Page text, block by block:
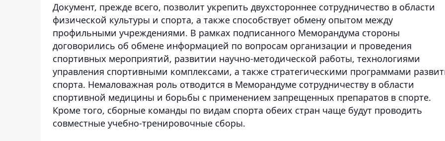
Документ, прежде всего, позволит укрепить двухстороннее сотрудничество в области
физической культуры и спорта, а также способствует обмену опытом между
профильными учреждениями. В рамках подписанного Меморандума стороны
договорились об обмене информацией по вопросам организации и проведения
спортивных мероприятий, развитии научно-методической работы, технологиями
управления спортивными комплексами, а также стратегическими программами
спорта. Немаловажная роль отводится в Меморандуме сотрудничеству в области
спортивной медицины и борьбы с применением запрещенных препаратов в спорте.
Кроме того, сборные команды по видам спорта обеих стран чаще будут проводить
совместные учебно-тренировочные сборы.